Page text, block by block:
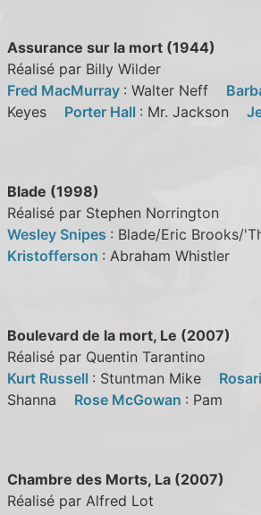
Assurance sur la mort (1944)
Réalisé par Billy Wilder
Fred MacMurray : Walter Neff
Keyes Porter Hall : Mr. Jackson
Blade (1998)
Réalisé par Stephen Norrington
Wesley Snipes : Blade/Eric Brooks/
Kristofferson : Abraham Whistler
Boulevard de la mort, Le (2007)
Réalisé par Quentin Tarantino
Kurt Russell : Stuntman Mike
Shanna Rose McGowan : Pam
Chambre des Morts, La (2007)
Réalisé par Alfred Lot